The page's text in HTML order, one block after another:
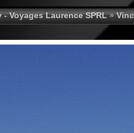
- Voyages Laurence SPRL»